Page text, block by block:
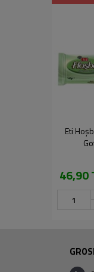
Eti
46,90